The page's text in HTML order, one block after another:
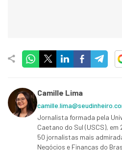
Camille Lima
Jornalista formada pela
Caetano do Sul (USCS),
50 jornalistas mais
Negócios e Finanças do